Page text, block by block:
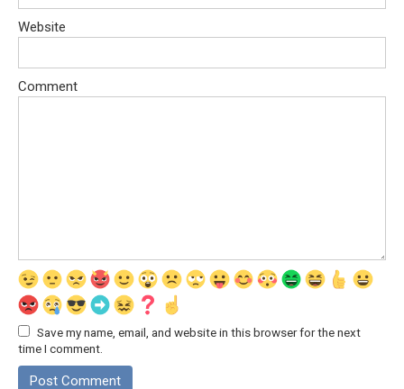
Website
Comment
Save my name, email, and website in this browser for the next
time I comment.